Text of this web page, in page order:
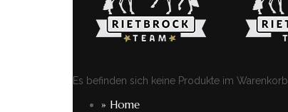
Es befinden sich keine Produkte im Warenkorb.
» Home